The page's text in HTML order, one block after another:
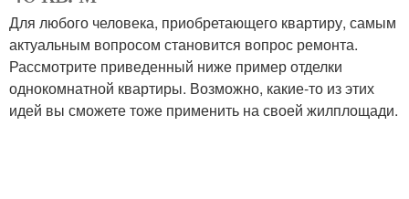
Для любого человека, приобретающего квартиру, самым
актуальным вопросом становится вопрос ремонта.
Рассмотрите приведенный ниже пример отделки
однокомнатной квартиры. Возможно, какие-то из этих
идей вы сможете тоже применить на своей жилплощади.